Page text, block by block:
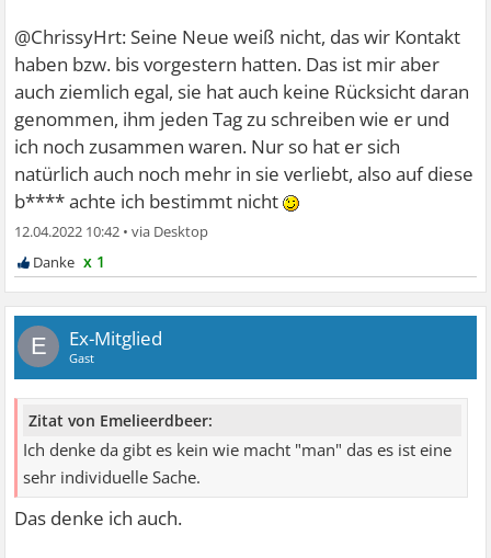
@ChrissyHrt: Seine Neue weiß nicht, das wir Kontakt
haben bzw. bis vorgestern hatten. Das ist mir aber
auch ziemlich egal, sie hat auch keine Rücksicht daran
genommen, ihm jeden Tag zu schreiben wie er und
ich noch zusammen waren. Nur so hat er sich
natürlich auch noch mehr in sie verliebt, also auf diese
b**** achte ich bestimmt nicht
12.04.2022 10:42 •
x 1
E Ex-Mitglied
Gast
Zitat von Emelieerdbeer:
Ich denke da gibt es kein wie macht "man" das es ist eine
sehr individuelle Sache.
Das denke ich auch.